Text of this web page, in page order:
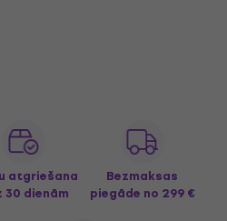
atgriešana
30 dienām
Bezmaksas
piegāde no 299 €